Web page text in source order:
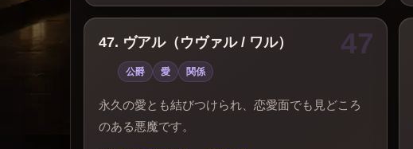
47. ヴアル（ウヴァル / ワル）
公爵 愛 関係
永久の愛とも結びつけられ、恋愛面でも見どころ
のある悪魔です。